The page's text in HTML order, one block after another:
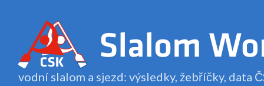
vodní slalom a sjezd: výsledky, žebříčky, data